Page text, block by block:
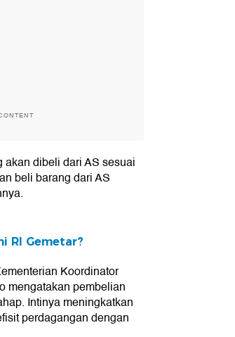
dibeli dari AS sesuai
beli barang dari AS
RI Gemetar?
Koordinator
mengatakan pembelian
Intinya meningkatkan
perdagangan dengan